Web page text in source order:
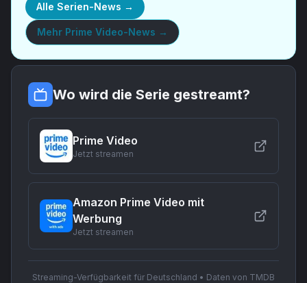
Alle Serien-News →
Mehr Prime Video-News →
Wo wird die Serie gestreamt?
Prime Video
Jetzt streamen
Amazon Prime Video mit
Werbung
Jetzt streamen
Streaming-Verfügbarkeit für Deutschland • Daten von TMDB